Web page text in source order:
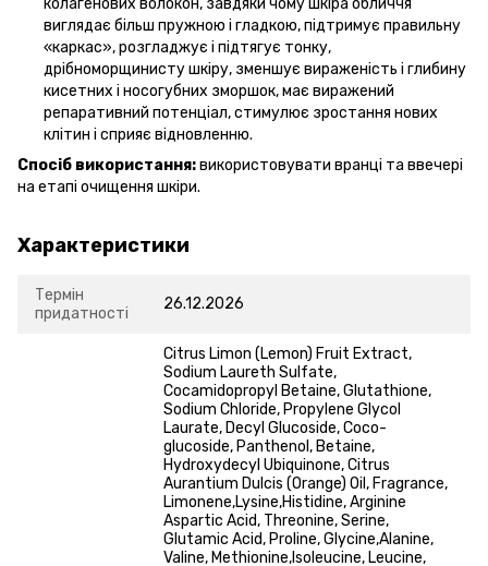
виглядає більш пружною і гладкою, підтримує правильну
«каркас», розгладжує і підтягує тонку,
дрібноморщинисту шкіру, зменшує вираженість і глибину
кисетних і носогубних зморшок, має виражений
репаративний потенціал, стимулює зростання нових
клітин і сприяє відновленню.
Спосіб використання:використовувати вранці та ввечері
на етапі очищення шкіри.
Характеристики
Термін
придатності
26.12.2026
Citrus Limon (Lemon) Fruit Extract,
Sodium Laureth Sulfate,
Cocamidopropyl Betaine, Glutathione,
Sodium Chloride, Propylene Glycol
Laurate, Decyl Glucoside, Coco-
glucoside, Panthenol, Betaine,
Hydroxydecyl Ubiquinone, Citrus
Aurantium Dulcis (Orange) Oil, Fragrance,
Limonene,Lysine,Histidine, Arginine
Aspartic Acid, Threonine, Serine,
Glutamic Acid, Proline, Glycine,Alanine,
Valine, Methionine,Isoleucine, Leucine,